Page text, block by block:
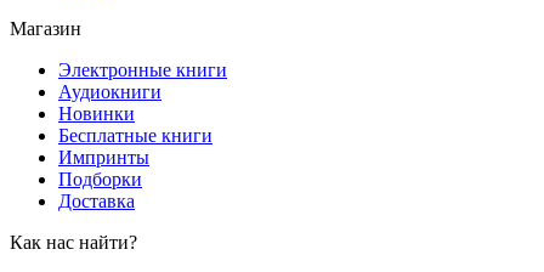
Магазин
Электронные книги
Аудиокниги
Новинки
Бесплатные книги
Импринты
Подборки
Доставка
Как нас найти?